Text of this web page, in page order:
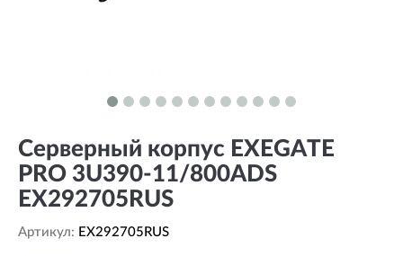
Серверный корпус EXEGATE
PRO 3U390-11/800ADS
EX292705RUS
Артикул: EX292705RUS